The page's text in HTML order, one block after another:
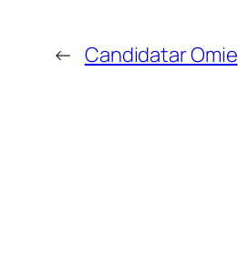
← Candidatar Omie